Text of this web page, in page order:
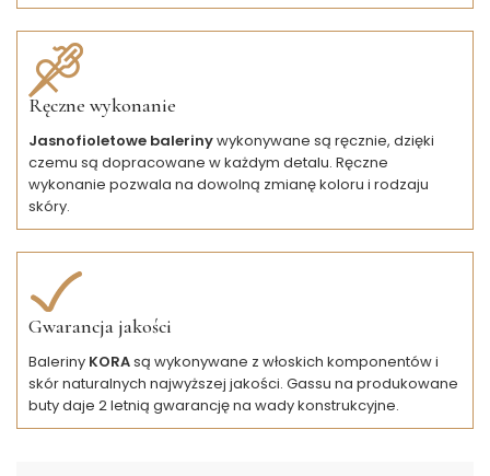
Ręczne wykonanie
Jasnofioletowe balerinywykonywane są ręcznie, dzięki
czemu są dopracowane w każdym detalu. Ręczne
wykonanie pozwala na dowolną zmianę koloru i rodzaju
skóry.
Gwarancja jakości
Baleriny KORAsą wykonywane z włoskich komponentów i
skór naturalnych najwyższej jakości. Gassu na produkowane
buty daje 2 letnią gwarancję na wady konstrukcyjne.